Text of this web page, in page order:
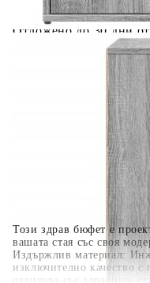
Този здрав бюфет е
вашата стая със своя
Издържлив материал:
изключително качество с
отличава със здравина,
разполагате с три
Отложено до 30 дни
поръчката без
400 лв. / €204,52
Плащане на 4 вноски.
поръчката си на
разделя на 3 равни
покупки на стойност
Плащане на 6 вноски.
разпределя в 6 равни
покупки на стойност